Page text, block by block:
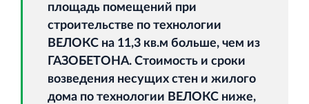
площадь помещений при
строительстве по технологии
ВЕЛОКС на 11,3 кв.м больше, чем из
ГАЗОБЕТОНА. Стоимость и сроки
возведения несущих стен и жилого
дома по технологии ВЕЛОКС ниже,